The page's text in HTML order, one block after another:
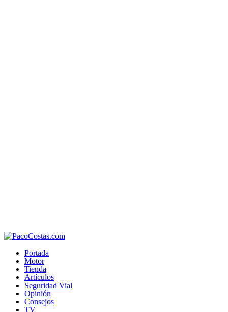
Portada
Motor
Tienda
Artículos
Seguridad Vial
Opinión
Consejos
TV